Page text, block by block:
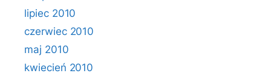
lipiec 2010
czerwiec 2010
maj 2010
kwiecień 2010